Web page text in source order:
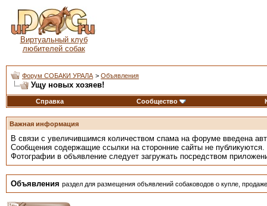
Виртуальный клуб
любителей собак
Форум СОБАКИ УРАЛА > Объявления
Ущу новых хозяев!
Справка Сообщество
Важная информация
В связи с увеличившимся количеством спама на форуме введена
Сообщения содержащие ссылки на сторонние сайты не публикуются.
Фотографии в объявление следует загружать посредством
Объявления раздел для размещения объявлений собаководов о купле,